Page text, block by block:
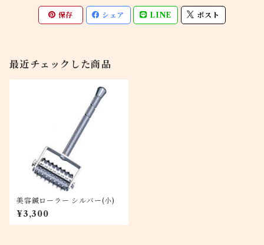
保存 シェア LINE ポスト
最近チェックした商品
美容鍼ローラー シルバー(小)
¥3,300